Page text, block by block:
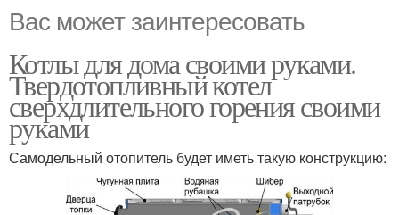
Вас может заинтересовать
Котлы для дома своими руками.
Твердотопливный котел
сверхдлительного горения своими
руками
Самодельный отопитель будет иметь такую конструкцию: